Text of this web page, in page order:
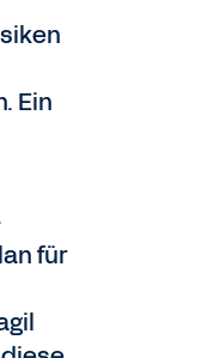
Ein
für